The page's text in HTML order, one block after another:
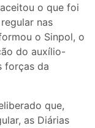
o que foi
nas
o Sinpol, o
do auxílio-
forças da
que,
as Diárias